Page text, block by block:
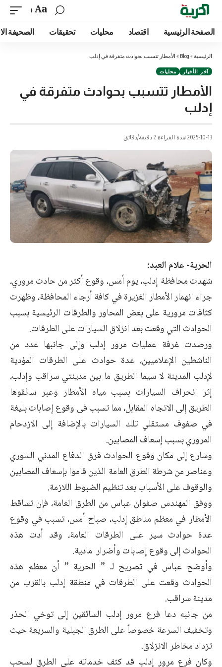
Aa
الصفحة الرئيسية اقتصاد محليات تحقيقات الصحيفة
الرئيسية »
Blog
» الأمطار تتسبب بحوادث متفرقة في إدلب
آخر الأخبار محليات
الأمطار تتسبب بحوادث متفرقة في
إدلب
2025-10-13 مدة القراءة 2 دقيقة/دقائق
الحرية- علام العبد:
شهدت محافظة إدلب، يوم أمس، وقوع أكثر من حادث مروري،
جراء انهمار الأمطار الغزيرة في كافة أرجاء المحافظة، وظهرت
كثافات مرورية على بعض المحاور والطرقات الرئيسية بسبب
الحوادث التي وقعت بعد انزلاق السيارات على الطرقات.
ورصدت غرفة عمليات مرور إدلب وإلى جانبها عدد من
الناشطين الإعلاميين، عدة حوادث على الطرقات المؤدية
لإدلب المدينة لا سيما الطريق ما بين مدينتي سراقب وإدلب،
إثر انحراف السيارات بسبب مياه الأمطار وعبر سائقوها
الطريق إلى الاتجاه المقابل، مما تسبب فى وقوع إصابات بليغة
في صفوف مستقلي تلك السيارات بالإضافة إلى الازدحام
المروري بسبب إسعاف المصابين.
وسارع إلى مكان وقوع الحوادث فرق الدفاع المدني السوري
وعناصر من شرطة الطرق العامة الذين قاموا بإسعاف المصابين
والوقوف على الأسباب بعد تنظيم الضبوط اللازمة.
ووفق المهندس صفوان عباس من الطرق العامة، فإن تساقط
الأمطار في معظم مناطق إدلب، صباح أمس، تسبب في وقوع
عدة حوادث سير على الطرقات العامة، وقد أدت هذه
الحوادث إلى وقوع إصابات وأضرار مادية.
وأوضح عباس في تصريح لـ ” الحرية ” أن معظم هذه
الحوادث وقعت على الطرقات في منطقة إدلب بالقرب من
مدينة سراقب.
من جانبه دعا فرع مرور إدلب السائقين إلى توخي الحذر
وتخفيف السرعة خصوصاً على الطرق الجبلية والسريعة حيث
تزداد مخاطر الانزلاق.
وكان فرع مرور إدلب قد كثف خدماته على الطرق لسحب